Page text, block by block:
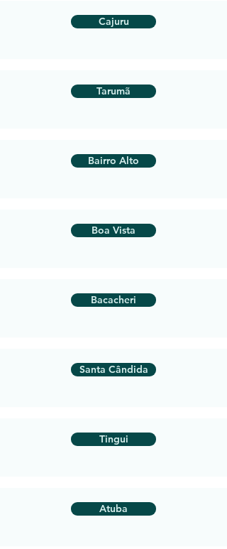
Cajuru
Tarumã
Bairro Alto
Boa Vista
Bacacheri
Santa Cândida
Tingui
Atuba